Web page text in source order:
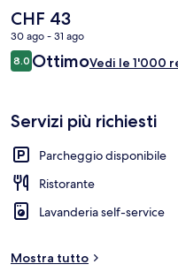
apprezzano il personale
Il
prezzo
attuale
è
CHF 43
30 ago - 31 ago
Recensioni
8.08.0 su 10
OttimoVedi le 1'000
Servizi più richiesti
Parcheggio disponibile
Ristorante
Lavanderia self-service
Mostra tutto